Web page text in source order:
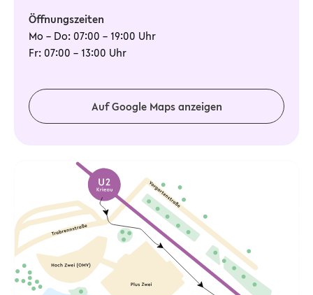
Öffnungszeiten
Mo – Do: 07:00 – 19:00 Uhr
Fr: 07:00 – 13:00 Uhr
Auf Google Maps anzeigen